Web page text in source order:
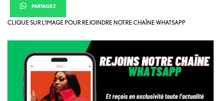
PARTAGEZ
CLIQUE SUR L’IMAGE POUR REJOINDRE NOTRE CHAÎNE WHATSAPP